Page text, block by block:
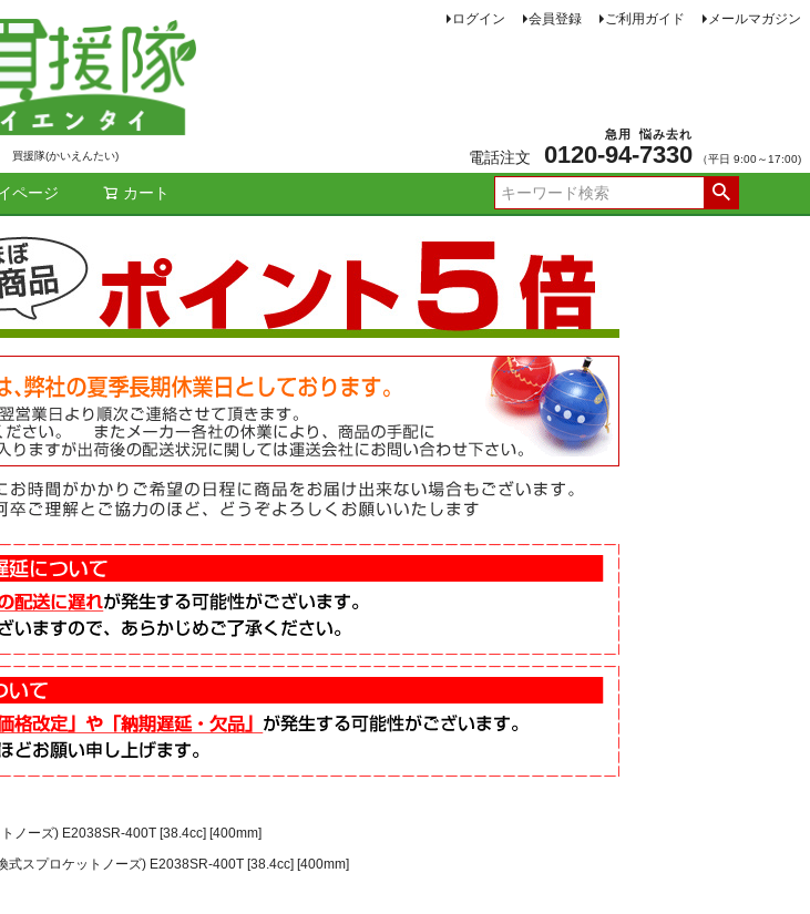
買援隊(かいえんたい)
ログイン 会員登録 ご利用ガイド メールマガジン
電話注文 0120-94
急用
-7330
悩み去れ
（平日 9:00～17:00)
ページ カート
検索
ノーズ) E2038SR-400T [38.4cc] [400mm]
式スプロケットノーズ) E2038SR-400T [38.4cc] [400mm]